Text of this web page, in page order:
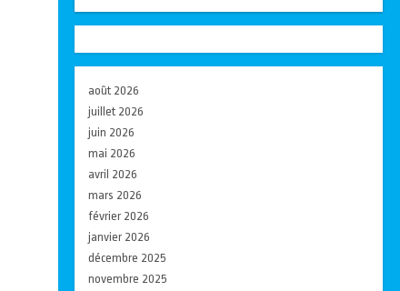
août 2026
juillet 2026
juin 2026
mai 2026
avril 2026
mars 2026
février 2026
janvier 2026
décembre 2025
novembre 2025